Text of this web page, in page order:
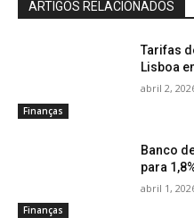
ARTIGOS RELACIONADOS
Finanças
Tarifas
Lisboa
abril 2,
Finanças
Banco
para
abril 1,